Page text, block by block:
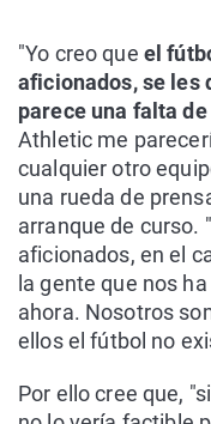
"Yo creo que el
aficionados, se les
parece una falta
Athletic me
cualquier otro
una rueda de
arranque de curso.
aficionados, en el
la gente que nos
ahora. Nosotros
ellos el fútbol no
Por ello cree que,